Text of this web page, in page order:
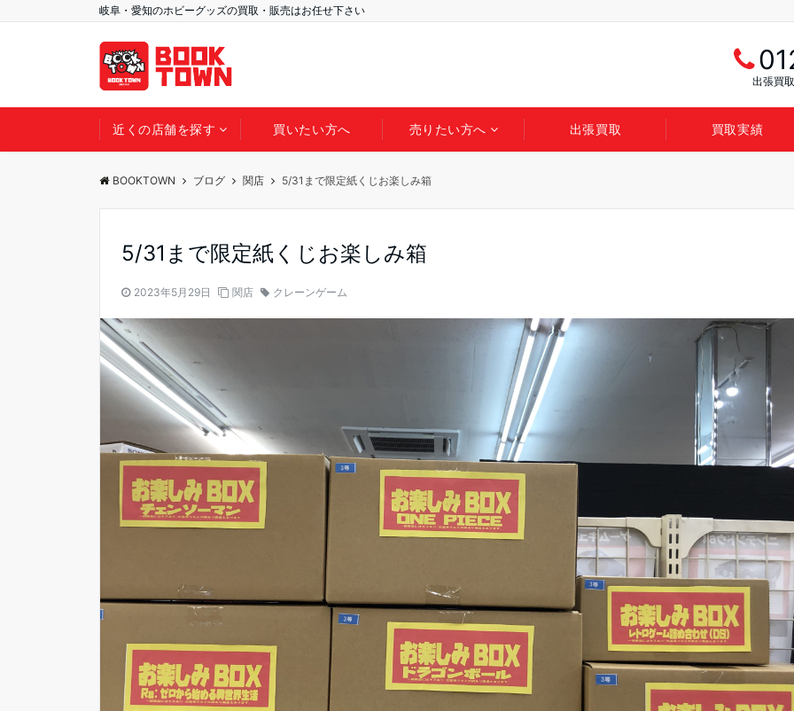
岐阜・愛知のホビーグッズの買取・販売はお任せ下さい
出張買
近くの店舗を探す 買いたい方へ 売りたい方へ 出張買取 買取実績
BOOKTOWN ブログ 関店 5/31まで限定紙くじお楽しみ箱
5/31まで限定紙くじお楽しみ箱
2023年5月29日 関店 クレーンゲーム